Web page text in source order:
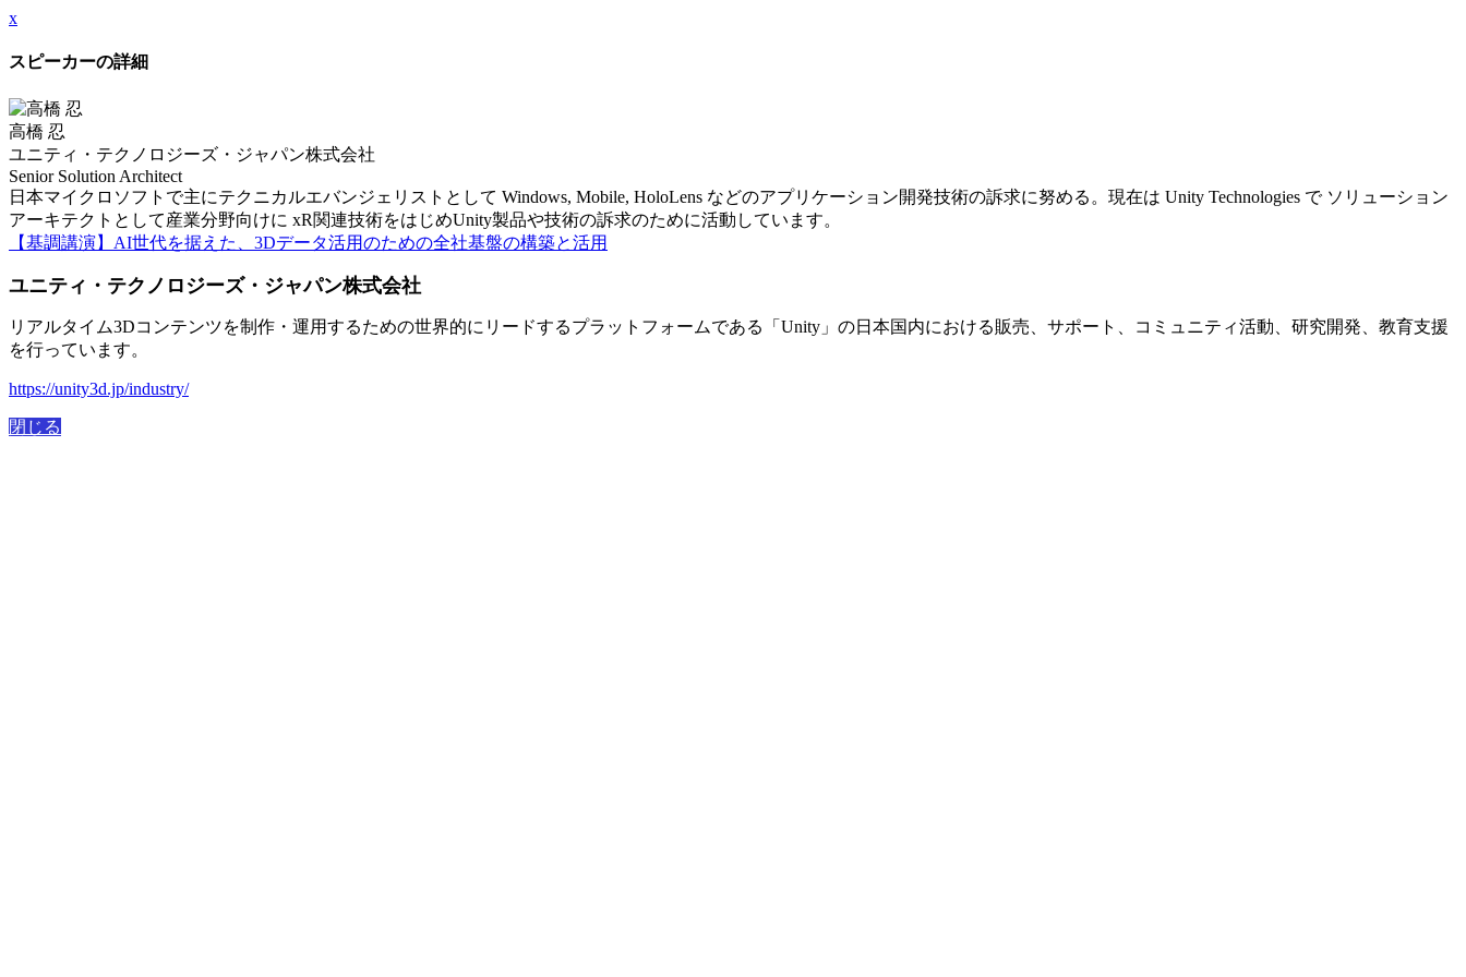
x
スピーカーの詳細
高橋 忍
ユニティ・テクノロジーズ・ジャパン株式会社
Senior Solution Architect
日本マイクロソフトで主にテクニカルエバンジェリストとして Windows, Mobile, HoloLens などのアプリケーション開発技術の訴求に努める。現在は Unity Technologies で ソリューション
アーキテクトとして産業分野向けに xR関連技術をはじめUnity製品や技術の訴求のために活動しています。
【基調講演】AI世代を据えた、3Dデータ活用のための全社基盤の構築と活用
ユニティ・テクノロジーズ・ジャパン株式会社
リアルタイム3Dコンテンツを制作・運用するための世界的にリードするプラットフォームである「Unity」の日本国内における販売、サポート、コミュニティ活動、研究開発、教育支援
を行っています。
https://unity3d.jp/industry/
閉じる